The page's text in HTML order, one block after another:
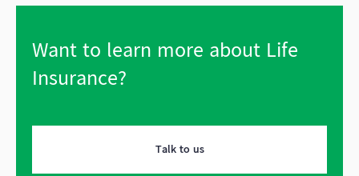
Want to learn more about Life
Insurance?
Talk to us